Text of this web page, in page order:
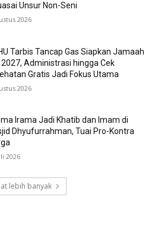
Unsur Non-Seni
2026
Tarbis Tancap Gas Siapkan Jamaah
2027, Administrasi hingga Cek
Gratis Jadi Fokus Utama
2026
Irama Jadi Khatib dan Imam di
Dhyufurrahman, Tuai Pro-Kontra
2026
lebih banyak